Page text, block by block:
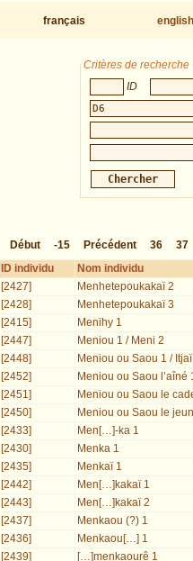
français english
Critères de recherche
ID
Début
-15 Précédent 36 37
ID individu
Nom individu
[2427]
Menhetepoukakaï 2
[2428]
Menhetepoukakaï 3
[2415]
Menihy 1
[2447]
Meniou 1 / Meni 2
[2448]
Meniou ou Saou 1 / Itjaï
[2452]
Meniou ou Saou l’aîné 1
[2451]
Meniou ou Saou le
[2450]
Meniou ou Saou le
[2433]
Men[…]-ka 1
[2430]
Menka 1
[2435]
Menkaï 1
[2442]
Men[…]kakaï 1
[2443]
Men[…]kakaï 2
[2437]
Menkaou (?) 1
[2436]
Menkaou[…] 1
[2439]
[…]menkaourê 1